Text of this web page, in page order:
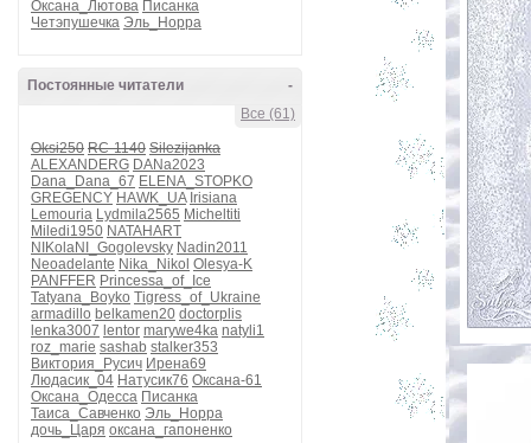
Оксана_Лютова Писанка
Четэпушечка Эль_Норра
-
Постоянные читатели
Все (61)
Oksi250 RC-1140 Silezijanka
ALEXANDERG DANa2023
Dana_Dana_67 ELENA_STOPKO
GREGENCY HAWK_UA Irisiana
Lemouria Lydmila2565 Micheltiti
Miledi1950 NATAHART
NIKolaNI_Gogolevsky Nadin2011
Neoadelante Nika_Nikol Olesya-K
PANFFER Princessa_of_Ice
Tatyana_Boyko Tigress_of_Ukraine
armadillo belkamen20 doctorplis
lenka3007 lentor marywe4ka natyli1
roz_marie sashab stalker353
Виктория_Русич Ирена69
Людасик_04 Натусик76 Оксана-61
Оксана_Одесса Писанка
Таиса_Савченко Эль_Норра
дочь_Царя оксана_гапоненко